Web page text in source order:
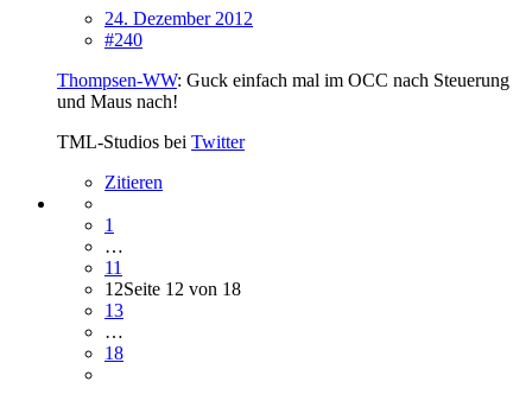
24. Dezember 2012
#240
Thompsen-WW: Guck einfach mal im OCC nach Steuerung
und Maus nach!
TML-Studios bei Twitter
Zitieren
1
…
11
12Seite 12 von 18
13
…
18